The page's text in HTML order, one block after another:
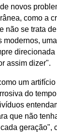
novos
como a
não se trata
modernos,
direcionada
assim dizer".
um
do
que não
geração",